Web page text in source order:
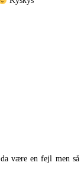
være en fejl men så